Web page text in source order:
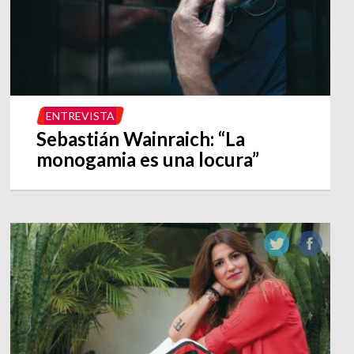
ENTREVISTA
Sebastián Wainraich: “La
monogamia es una locura”